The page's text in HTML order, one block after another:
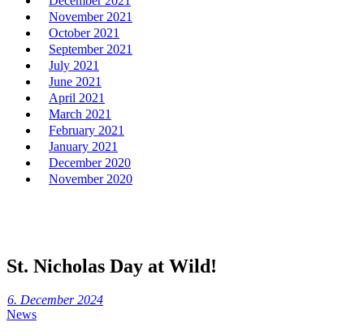
St. Nicholas Day at Wild!
6. December 2024
News
November 2021
October 2021
September 2021
July 2021
June 2021
April 2021
March 2021
February 2021
January 2021
December 2020
November 2020